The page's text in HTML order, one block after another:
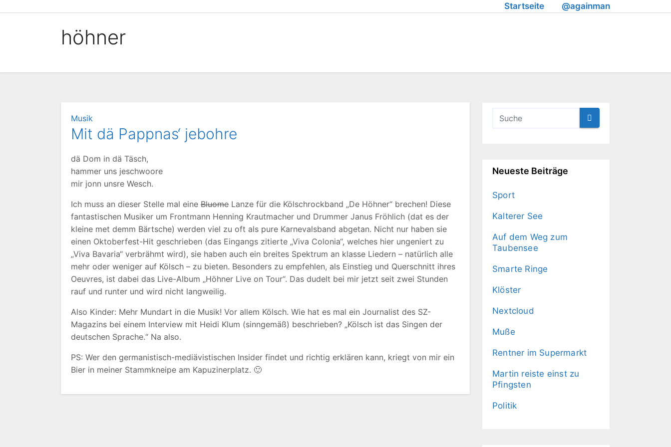
Startseite @againman
höhner
Musik
Mit dä Pappnas‘ jebohre
dä Dom in dä Täsch,
hammer uns jeschwoore
mir jonn unsre Wesch.
Ich muss an dieser Stelle mal eine Bluome Lanze für die Kölschrockband „De Höhner“ brechen! Diese
fantastischen Musiker um Frontmann Henning Krautmacher und Drummer Janus Fröhlich (dat es der
kleine met demm Bärtsche) werden viel zu oft als pure Karnevalsband abgetan. Nicht nur haben sie
einen Oktoberfest-Hit geschrieben (das Eingangs zitierte „Viva Colonia“, welches hier ungeniert zu
„Viva Bavaria“ verbrähmt wird), sie haben auch ein breites Spektrum an klasse Liedern – natürlich alle
mehr oder weniger auf Kölsch – zu bieten. Besonders zu empfehlen, als Einstieg und Querschnitt ihres
Oeuvres, ist dabei das Live-Album „Höhner Live on Tour“. Das dudelt bei mir jetzt seit zwei Stunden
rauf und runter und wird nicht langweilig.
Also Kinder: Mehr Mundart in die Musik! Vor allem Kölsch. Wie hat es mal ein Journalist des SZ-
Magazins bei einem Interview mit Heidi Klum (sinngemäß) beschrieben? „Kölsch ist das Singen der
deutschen Sprache.“ Na also.
PS: Wer den germanistisch-mediävistischen Insider findet und richtig erklären kann, kriegt von mir ein
Bier in meiner Stammkneipe am Kapuzinerplatz. 🙂
Neueste Beiträge
Sport
Kalterer See
Auf dem Weg zum
Taubensee
Smarte Ringe
Klöster
Nextcloud
Muße
Rentner im Supermarkt
Martin reiste einst zu
Pfingsten
Politik